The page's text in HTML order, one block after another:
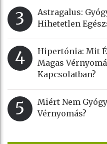
3
Astragalus:
Hihetetlen
4
Hipertónia: Mit
Magas
Kapcsolatban?
5
Miért Nem
Vérnyomás?